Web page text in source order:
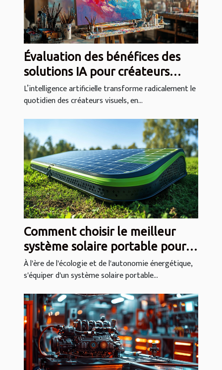
Évaluation des bénéfices des
solutions IA pour créateurs
visuels
L’intelligence artificielle transforme radicalement le
quotidien des créateurs visuels, en...
Comment choisir le meilleur
système solaire portable pour
vos besoins
À l'ère de l'écologie et de l'autonomie énergétique,
s'équiper d'un système solaire portable...